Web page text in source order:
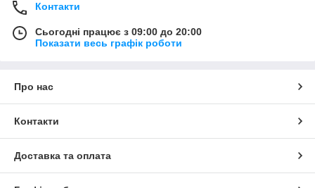
Контакти
Сьогодні працює з 09:00 до 20:00
Показати весь графік роботи
Про нас
Контакти
Доставка та оплата